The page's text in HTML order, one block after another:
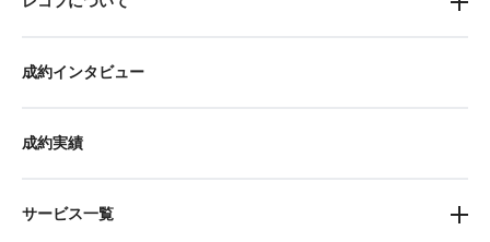
成約インタビュー
成約実績
サービス一覧